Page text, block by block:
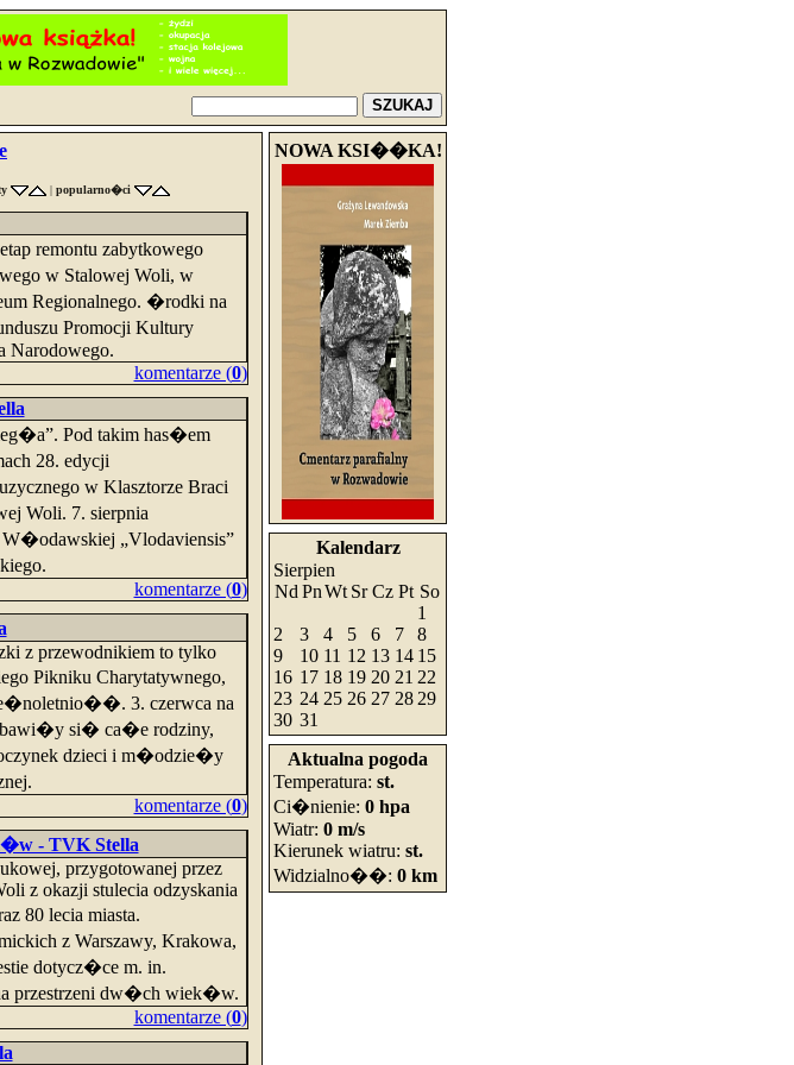
| popularno�ci
remontu zabytkowego
w Stalowej Woli, w
Regionalnego. �rodki na
Promocji Kultury
Narodowego.
komentarze (0)
Pod takim has�em
28. edycji
w Klasztorze Braci
Woli. 7. sierpnia
„Vlodaviensis”
komentarze (0)
z przewodnikiem to tylko
Pikniku Charytatywnego,
3. czerwca na
bawi�y si� ca�e rodziny,
dzieci i m�odzie�y
komentarze (0)
- TVK Stella
przygotowanej przez
z okazji stulecia odzyskania
80 lecia miasta.
z Warszawy, Krakowa,
dotycz�ce m. in.
przestrzeni dw�ch wiek�w.
komentarze (0)
NOWA KSI��KA!
Kalendarz
Sierpien
Nd PnWt Sr Cz Pt So
1
2
3 4 5 6 7
8
9
10 11 12 13 14 15
16 17 18 19 20 21 22
23 24 25 26 27 28 29
30 31
Aktualna pogoda
Temperatura: st.
Ci�nienie: 0 hpa
Wiatr: 0 m/s
Kierunek wiatru: st.
Widzialno��: 0 km